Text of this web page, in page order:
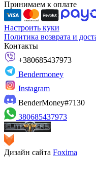
Принимаем к оплате
Настроить куки
Политика возврата и
Контакты
+380685437973
Bendermoney
Instagram
BenderMoney#7130
380685437973
Дизайн сайта Foxima